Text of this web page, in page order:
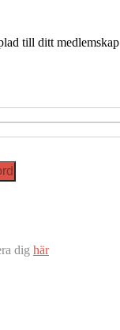
till ditt medlemskap
dig här